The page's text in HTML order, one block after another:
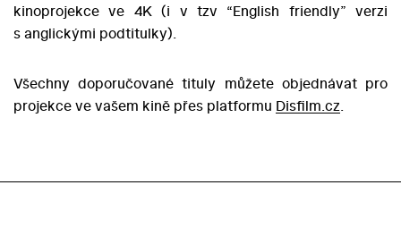
kinoprojekce ve 4K (i v tzv “English friendly” verzi
s anglickými podtitulky).
Všechny doporučované tituly můžete objednávat pro
projekce ve vašem kině přes platformu Disfilm.cz.